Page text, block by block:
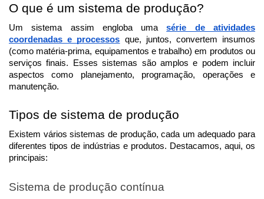
O que é um sistema de produção?
Um sistema assim engloba umasérie de atividades
coordenadas e processos que, juntos, convertem insumos
(como matéria-prima, equipamentos e trabalho) em produtos ou
serviços finais. Esses sistemas são amplos e podem incluir
aspectos como planejamento, programação, operações e
manutenção.
Tipos de sistema de produção
Existem vários sistemas de produção, cada um adequado para
diferentes tipos de indústrias e produtos. Destacamos, aqui, os
principais:
Sistema de produção contínua